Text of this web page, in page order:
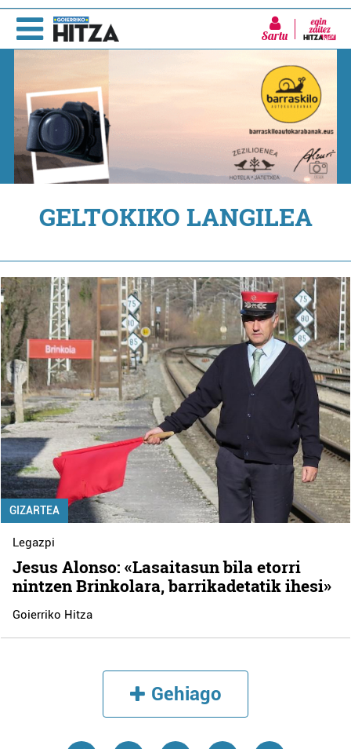
Sartu
GELTOKIKO LANGILEA
GIZARTEA
Legazpi
Jesus Alonso: «Lasaitasun bila etorri
nintzen Brinkolara, barrikadetatik ihesi»
Goierriko Hitza
Gehiago